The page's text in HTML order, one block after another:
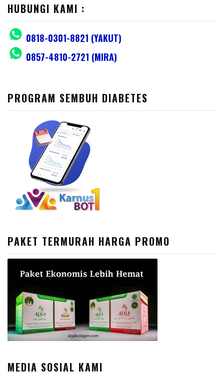
HUBUNGI KAMI :
0818-0301-8821 (YAKUT)
0857-4810-2721 (MIRA)
PROGRAM SEMBUH DIABETES
PAKET TERMURAH HARGA PROMO
MEDIA SOSIAL KAMI